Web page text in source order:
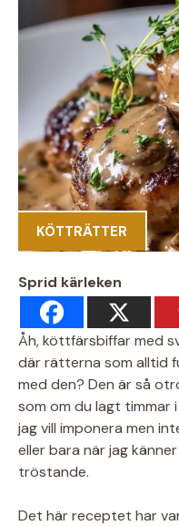
KÖTTRÄTTER
Sprid kärleken
Åh, köttfärsbiffar med
där rätterna som alltid
med den? Den är så
som om du lagt timmar
jag vill imponera men
eller bara när jag
tröstande.
Det här receptet har